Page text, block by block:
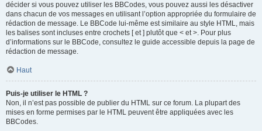
décider si vous pouvez utiliser les BBCodes, vous pouvez aussi les désactiver
dans chacun de vos messages en utilisant l’option appropriée du formulaire de
rédaction de message. Le BBCode lui-même est similaire au style HTML, mais
les balises sont incluses entre crochets [ et ] plutôt que < et >. Pour plus
d’informations sur le BBCode, consultez le guide accessible depuis la page de
rédaction de message.
Haut
Puis-je utiliser le HTML ?
Non, il n’est pas possible de publier du HTML sur ce forum. La plupart des
mises en forme permises par le HTML peuvent être appliquées avec les
BBCodes.